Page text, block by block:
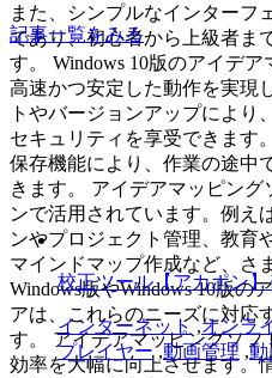
また、シンプルなインターフ
であり、初心者から上級者ま
す。 Windows 10版のアイデア
高速かつ安定した動作を実現
トやバージョンアップにより
セキュリティを享受できます
保存機能により、作業の途中
きます。 アイデアマッピン
ンで活用されています。例え
ンやプロジェクト管理、教育
マインドマップ作成など、さ
Windows版やWindows 10版の
アは、これらのニーズに対応
す。 アイデアマッピングソ
効率を大幅に向上させます。
記事一覧をみる
校正ツール【アカポン
インターネット ,オンラ
プレイヤー,動画管理 ,動